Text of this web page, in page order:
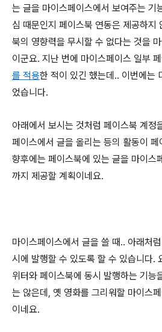
는 글을 마이스페이스에서 보여주는 기
심 때문인지 페이스북 연동은 제공하지
북의 영향력을 무시할 수 없다는 것을
이군요. 지난 번에 마이스페이스 일부 페
를 적용한 적이 있긴 했는데.. 이번에는
었습니다.
아래에서 보시는 것처럼 페이스북 계정
페이스에서 글을 올리는 등의 활동이
향후에는 페이스북에 있는 글을 마이스
까지 제공할 계획이네요.
마이스페이스에서 글을 쓸 때.. 아래처
시에 발행할 수 있도록 할 수 있습니다.
위터와 페이스북에 동시 발행하는 기능
는 않은데, 옛 영화를 그리워할 마이스
이네요.